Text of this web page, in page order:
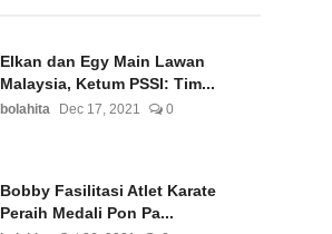
Elkan dan Egy Main Lawan
Malaysia, Ketum PSSI: Tim...
bolahita Dec 17, 2021 0
Bobby Fasilitasi Atlet Karate
Peraih Medali Pon Pa...